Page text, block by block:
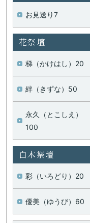
お見送り7
花祭壇
梯（かけはし）20
絆（きずな）50
永久（とこしえ）
100
白木祭壇
彩（いろどり）20
優美（ゆうび）60